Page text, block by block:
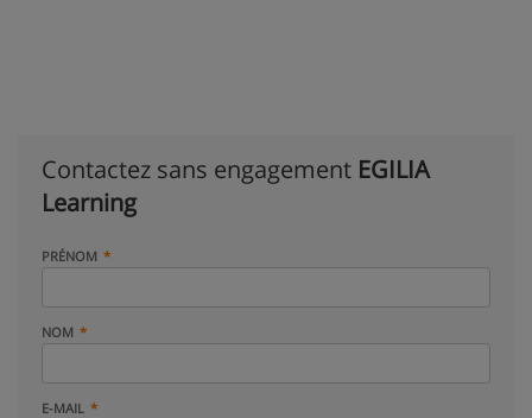
Contactez sans engagement EGILIA
Learning
PRÉNOM
NOM
E-MAIL